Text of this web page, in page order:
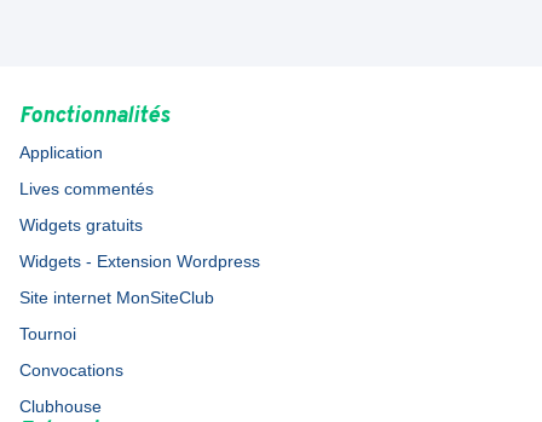
Fonctionnalités
Application
Lives commentés
Widgets gratuits
Widgets - Extension Wordpress
Site internet MonSiteClub
Tournoi
Convocations
Clubhouse